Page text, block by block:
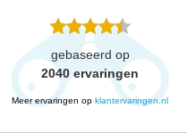
gebaseerd op
2040 ervaringen
Meer ervaringen op klantervaringen.nl